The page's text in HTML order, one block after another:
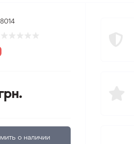
о наличии